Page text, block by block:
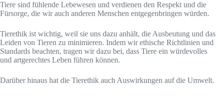
Tiere sind fühlende Lebewesen und verdienen den Respekt und die
Fürsorge, die wir auch anderen Menschen entgegenbringen würden.
Tierethik ist wichtig, weil sie uns dazu anhält, die Ausbeutung und das
Leiden von Tieren zu minimieren. Indem wir ethische Richtlinien und
Standards beachten, tragen wir dazu bei, dass Tiere ein würdevolles
und artgerechtes Leben führen können.
Darüber hinaus hat die Tierethik auch Auswirkungen auf die Umwelt.